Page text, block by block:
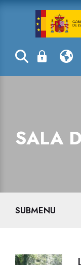
SALA
SUBMENU